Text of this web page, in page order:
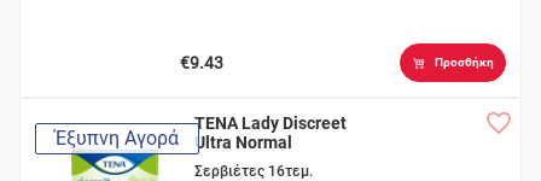
€9.43 Προσθήκη
Έξυπνη Αγορά
TENA Lady Discreet
Ultra Normal
Σερβιέτες 16τεμ.